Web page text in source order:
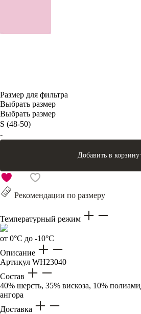
Размер для фильтра
Выбрать размер
Выбрать размер
S (48-50)
-
Добавить в корзину
Рекомендации по размеру
Температурный режим
от 0°C до -10°C
Описание
Артикул WH23040
Состав
40% шерсть, 35% вискоза, 10%
ангора
Доставка